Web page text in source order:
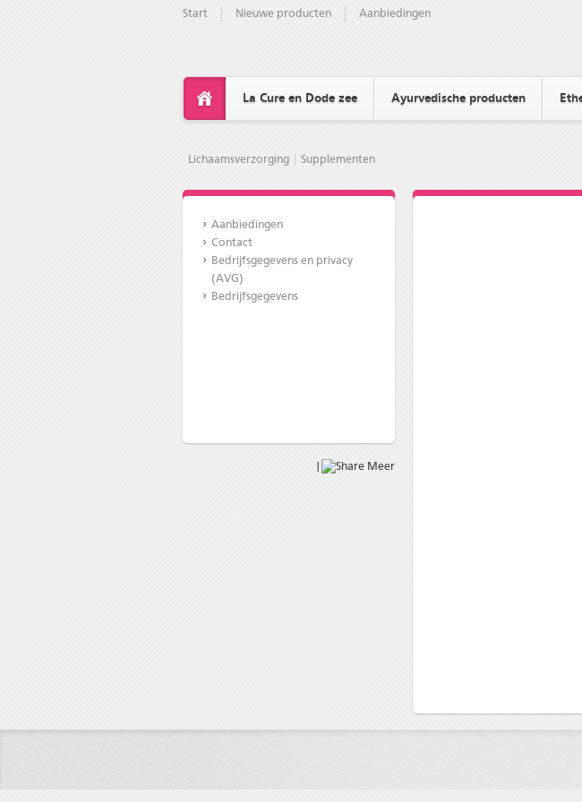
Start Nieuwe producten Aanbiedingen
La Cure en Dode zee Ayurvedische producten
Lichaamsverzorging Supplementen
Aanbiedingen
Contact
Bedrijfsgegevens en privacy
(AVG)
Bedrijfsgegevens
Meer